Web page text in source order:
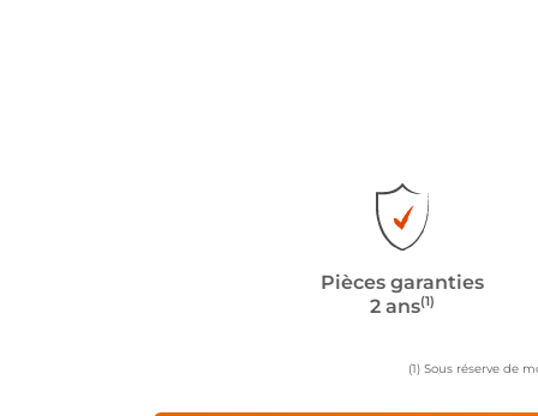
Pièces garanties
2 ans(1)
(1) Sous réserve de